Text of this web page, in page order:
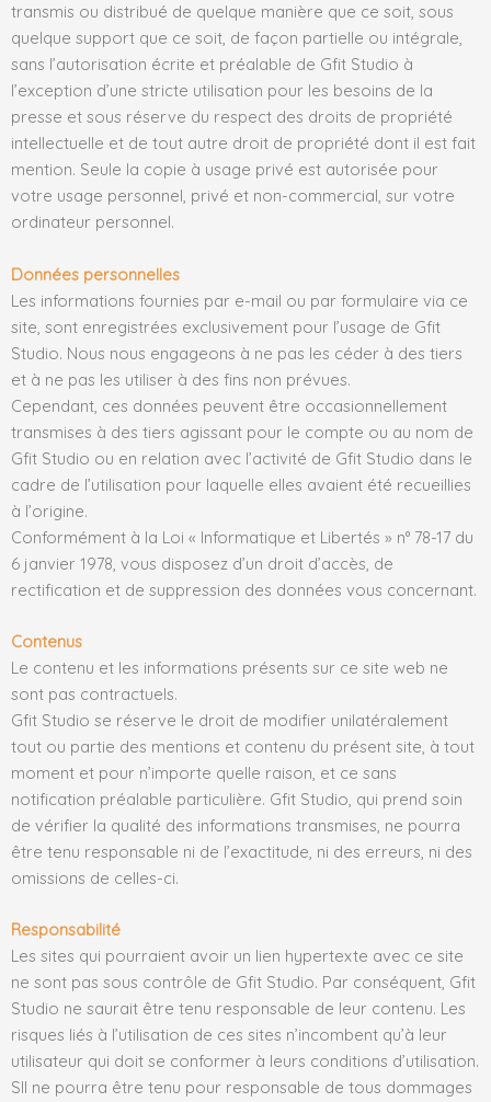
transmis ou distribué de quelque manière que ce soit, sous
quelque support que ce soit, de façon partielle ou intégrale,
sans l’autorisation écrite et préalable de Gfit Studio à
l’exception d’une stricte utilisation pour les besoins de la
presse et sous réserve du respect des droits de propriété
intellectuelle et de tout autre droit de propriété dont il est fait
mention. Seule la copie à usage privé est autorisée pour
votre usage personnel, privé et non-commercial, sur votre
ordinateur personnel.
Données personnelles
Les informations fournies par e-mail ou par formulaire via ce
site, sont enregistrées exclusivement pour l’usage de Gfit
Studio. Nous nous engageons à ne pas les céder à des tiers
et à ne pas les utiliser à des fins non prévues.
Cependant, ces données peuvent être occasionnellement
transmises à des tiers agissant pour le compte ou au nom de
Gfit Studio ou en relation avec l’activité de Gfit Studio dans le
cadre de l’utilisation pour laquelle elles avaient été recueillies
à l’origine.
Conformément à la Loi « Informatique et Libertés » n° 78-17 du
6 janvier 1978, vous disposez d’un droit d’accès, de
rectification et de suppression des données vous concernant.
Contenus
Le contenu et les informations présents sur ce site web ne
sont pas contractuels.
Gfit Studio se réserve le droit de modifier unilatéralement
tout ou partie des mentions et contenu du présent site, à tout
moment et pour n’importe quelle raison, et ce sans
notification préalable particulière. Gfit Studio, qui prend soin
de vérifier la qualité des informations transmises, ne pourra
être tenu responsable ni de l’exactitude, ni des erreurs, ni des
omissions de celles-ci.
Responsabilité
Les sites qui pourraient avoir un lien hypertexte avec ce site
ne sont pas sous contrôle de Gfit Studio. Par conséquent, Gfit
Studio ne saurait être tenu responsable de leur contenu. Les
risques liés à l’utilisation de ces sites n’incombent qu’à leur
utilisateur qui doit se conformer à leurs conditions d’utilisation.
SII ne pourra être tenu pour responsable de tous dommages